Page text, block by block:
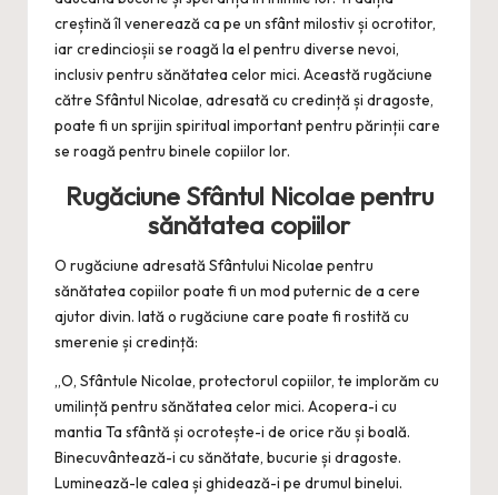
creștină îl venerează ca pe un sfânt milostiv și ocrotitor,
iar credincioșii se roagă la el pentru diverse nevoi,
inclusiv pentru sănătatea celor mici. Această rugăciune
către Sfântul Nicolae, adresată cu credință și dragoste,
poate fi un sprijin spiritual important pentru părinții care
se roagă pentru binele copiilor lor.
Rugăciune Sfântul Nicolae pentru
sănătatea copiilor
O rugăciune adresată Sfântului Nicolae pentru
sănătatea copiilor poate fi un mod puternic de a cere
ajutor divin. Iată o rugăciune care poate fi rostită cu
smerenie și credință:
„O, Sfântule Nicolae, protectorul copiilor, te implorăm cu
umilință pentru sănătatea celor mici. Acopera-i cu
mantia Ta sfântă și ocrotește-i de orice rău și boală.
Binecuvântează-i cu sănătate, bucurie și dragoste.
Luminează-le calea și ghidează-i pe drumul binelui.